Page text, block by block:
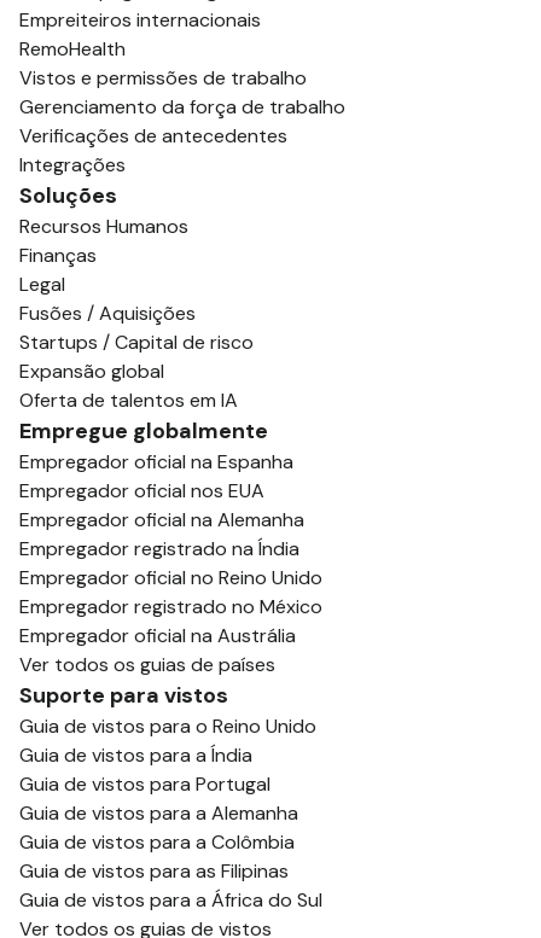
Empreiteiros internacionais
RemoHealth
Vistos e permissões de trabalho
Gerenciamento da força de trabalho
Verificações de antecedentes
Integrações
Soluções
Recursos Humanos
Finanças
Legal
Fusões / Aquisições
Startups / Capital de risco
Expansão global
Oferta de talentos em IA
Empregue globalmente
Empregador oficial na Espanha
Empregador oficial nos EUA
Empregador oficial na Alemanha
Empregador registrado na Índia
Empregador oficial no Reino Unido
Empregador registrado no México
Empregador oficial na Austrália
Ver todos os guias de países
Suporte para vistos
Guia de vistos para o Reino Unido
Guia de vistos para a Índia
Guia de vistos para Portugal
Guia de vistos para a Alemanha
Guia de vistos para a Colômbia
Guia de vistos para as Filipinas
Guia de vistos para a África do Sul
Ver todos os guias de vistos